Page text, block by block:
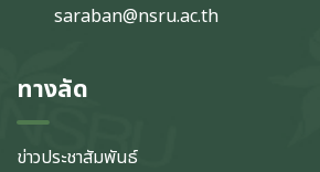
saraban@nsru.ac.th
ทางลัด
ข่าวประชาสัมพันธ์